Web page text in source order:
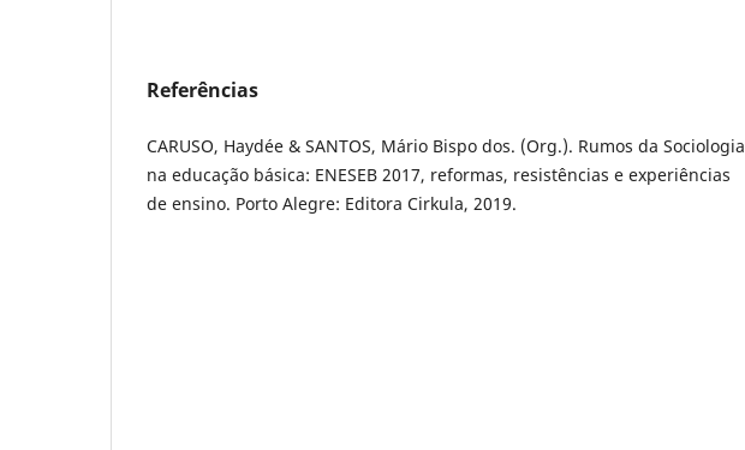
Referências
CARUSO, Haydée & SANTOS, Mário Bispo dos. (Org.). Rumos da Sociologia
na educação básica: ENESEB 2017, reformas, resistências e experiências
de ensino. Porto Alegre: Editora Cirkula, 2019.